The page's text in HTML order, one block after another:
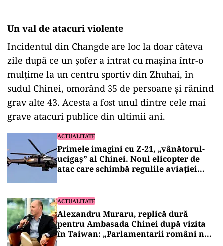
Un val de atacuri violente
Incidentul din Changde are loc la doar câteva
zile după ce un șofer a intrat cu mașina într-o
mulțime la un centru sportiv din Zhuhai, în
sudul Chinei, omorând 35 de persoane și rănind
grav alte 43. Acesta a fost unul dintre cele mai
grave atacuri publice din ultimii ani.
ACTUALITATE
Primele imagini cu Z-21, „vânătorul-
ucigaș” al Chinei. Noul elicopter de
atac care schimbă regulile aviației
ACTUALITATE
Alexandru Muraru, replică dură
pentru Ambasada Chinei după vizita
în Taiwan: „Parlamentarii români nu